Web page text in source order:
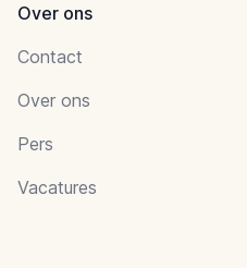
Over ons
Contact
Over ons
Pers
Vacatures